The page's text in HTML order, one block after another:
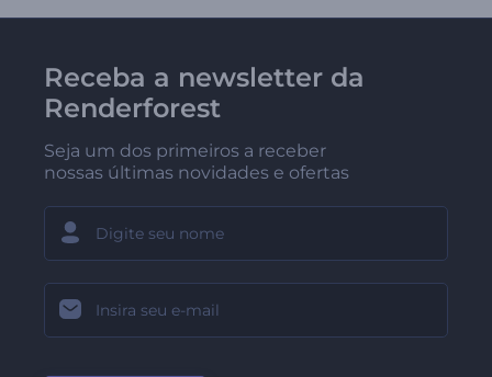
Receba a newsletter da
Renderforest
Seja um dos primeiros a receber
nossas últimas novidades e ofertas